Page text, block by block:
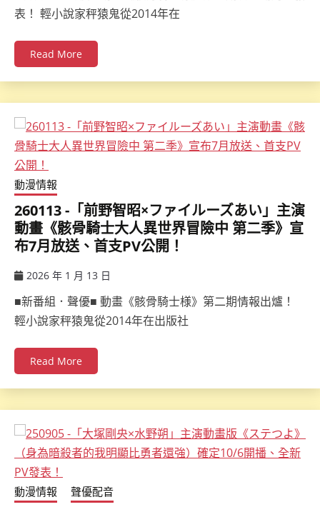
表！ 輕小說家秤猿鬼從2014年在
Read More
動漫情報
260113 -「前野智昭×ファイルーズあい」主演
動畫《骸骨騎士大人異世界冒險中 第二季》宣
布7月放送、首支PV公開！
2026 年 1 月 13 日
■新番組．聲優■ 動畫《骸骨騎士様》第二期情報出爐！
輕小說家秤猿鬼從2014年在出版社
Read More
動漫情報 聲優配音